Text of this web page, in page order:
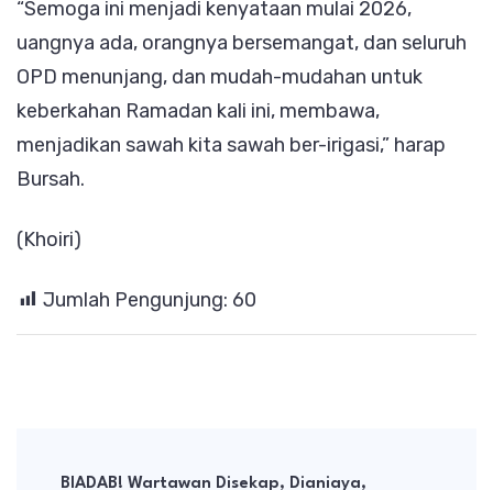
“Semoga ini menjadi kenyataan mulai 2026,
uangnya ada, orangnya bersemangat, dan seluruh
OPD menunjang, dan mudah-mudahan untuk
keberkahan Ramadan kali ini, membawa,
menjadikan sawah kita sawah ber-irigasi,” harap
Bursah.
(Khoiri)
Jumlah Pengunjung: 60
BIADAB! Wartawan Disekap, Dianiaya,